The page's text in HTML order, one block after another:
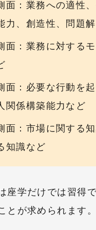
面：業務への適性
力、創造性、問題
面：業務に対する
面：必要な行動を
関係構築能力など
面：市場に関する
知識など
座学だけでは習得
とが求められます。